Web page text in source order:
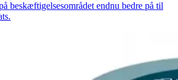
beskæftigelsesområdet endnu bedre på til